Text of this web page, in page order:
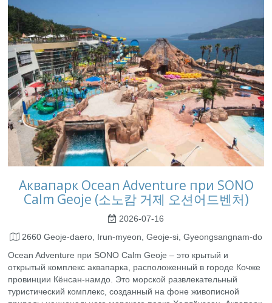
Аквапарк Ocean Adventure при SONO
Calm Geoje (소노캄 거제 오션어드벤처)
2026-07-16
2660 Geoje-daero, Irun-myeon, Geoje-si, Gyeongsangnam-do
Ocean Adventure при SONO Calm Geoje – это крытый и
открытый комплекс аквапарка, расположенный в городе Кочже
провинции Кёнсан-намдо. Это морской развлекательный
туристический комплекс, созданный на фоне живописной